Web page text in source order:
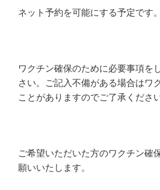
ネット予約を可能にする予定です。
ワクチン確保のために必要事項を
さい。ご記入不備がある場合はワ
ことがありますのでご了承ください
ご希望いただいた方のワクチン確
願いいたします。